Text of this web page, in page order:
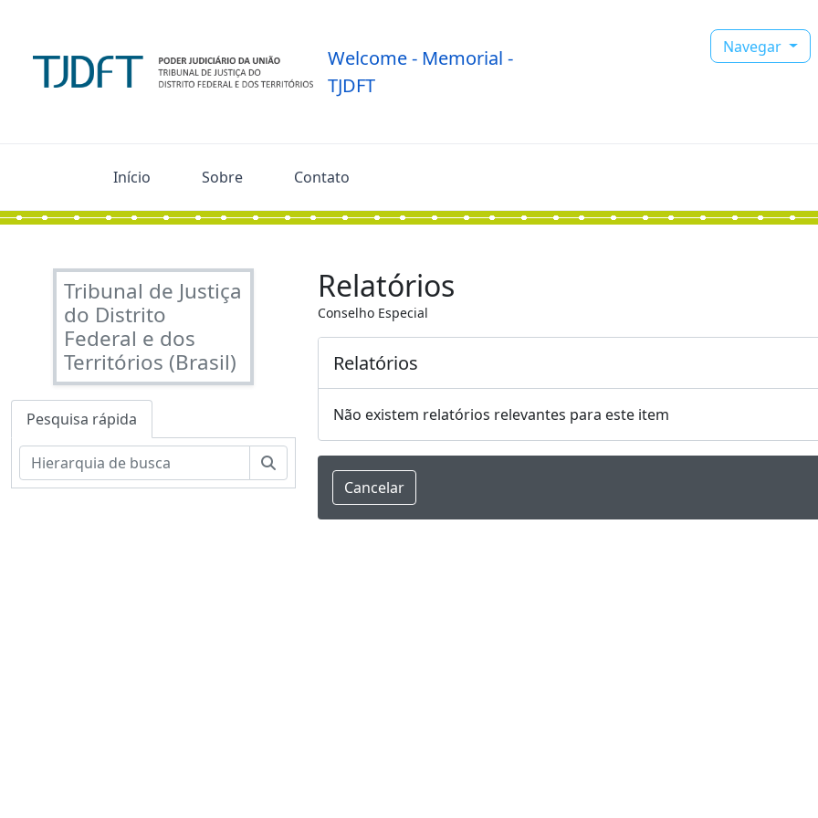
Welcome - Memorial -
TJDFT
Navegar
Início Sobre Contato
Tribunal de Justiça
do Distrito
Federal e dos
Territórios (Brasil)
Pesquisa rápida
Pesquisar
Relatórios
Conselho Especial
Relatórios
Não existem relatórios relevantes para este item
Cancelar